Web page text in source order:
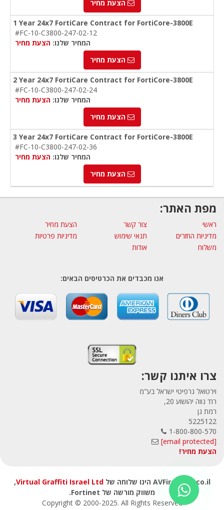
הצעת מחיר
1 Year 24x7 FortiCare Contract for FortiCore-3800E
#FC-10-C3800-247-02-12
המחיר שלנו: הצעת מחיר
הצעת מחיר
2 Year 24x7 FortiCare Contract for FortiCore-3800E
#FC-10-C3800-247-02-24
המחיר שלנו: הצעת מחיר
הצעת מחיר
3 Year 24x7 FortiCare Contract for FortiCore-3800E
#FC-10-C3800-247-02-36
המחיר שלנו: הצעת מחיר
הצעת מחיר
מפת האתר:
ראשי צור קשר
הצעת מחיר
מדיניות החזרים
תנאי שימוש
מדיניות פרטיות
משלוח
אודות
אנו מכבדים את הכרטיסים הבאים:
צרו איתנו קשר:
וירטואל גרפיטי ישראל בע"מ
רח' נווה יהושוע 20,
רמת גן
5225122
1-800-800-570
[email protected]
הצעת מחיר!
AVFirewalls.co.il הינו שלוחה של Virtual Graffiti Israel Ltd
,
משווק מורשה של Fortinet.
Copyright © 2000-2025. All Rights Reserved